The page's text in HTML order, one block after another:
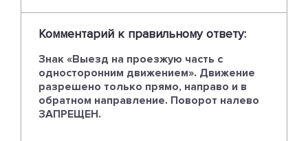
Комментарий к правильному ответу:
Знак «Выезд на проезжую часть с
односторонним движением». Движение
разрешено только прямо, направо и в
обратном направление. Поворот налево
ЗАПРЕЩЕН.